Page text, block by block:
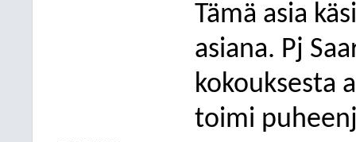
Tämä asia
asiana. Pj
kokouksesta
toimi